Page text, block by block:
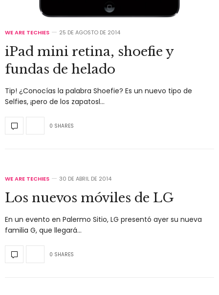
WE ARE TECHIES 25 DE AGOSTO DE 2014
iPad mini retina, shoefie y
fundas de helado
Tip! ¿Conocías la palabra Shoefie? Es un nuevo tipo de
Selfies, ¡pero de los zapatosl…
0 SHARES
WE ARE TECHIES 30 DE ABRIL DE 2014
Los nuevos móviles de LG
En un evento en Palermo Sitio, LG presentó ayer su nueva
familia G, que llegará…
0 SHARES